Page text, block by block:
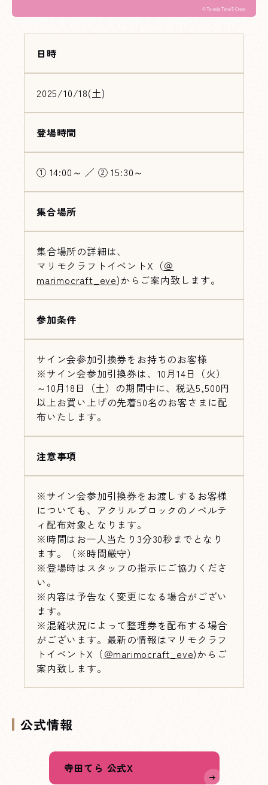
日時
2025/10/18(土)
登場時間
① 14:00～ ／ ② 15:30～
集合場所
集合場所の詳細は、
マリモクラフトイベントX（＠
marimocraft_eve)からご案内致します。
参加条件
サイン会参加引換券をお持ちのお客様
※サイン会参加引換券は、10月14日（火）
～10月18日（土）の期間中に、税込5,500円
以上お買い上げの先着50名のお客さまに配
布いたします。
注意事項
※サイン会参加引換券をお渡しするお客様
についても、アクリルブロックのノベルテ
ィ配布対象となります。
※時間はお一人当たり3分30秒までとなり
ます。（※時間厳守）
※登場時はスタッフの指示にご協力くださ
い。
※内容は予告なく変更になる場合がござい
ます。
※混雑状況によって整理券を配布する場合
がございます。最新の情報はマリモクラフ
トイベントX（＠marimocraft_eve)からご
案内致します。
公式情報
寺田てら 公式X